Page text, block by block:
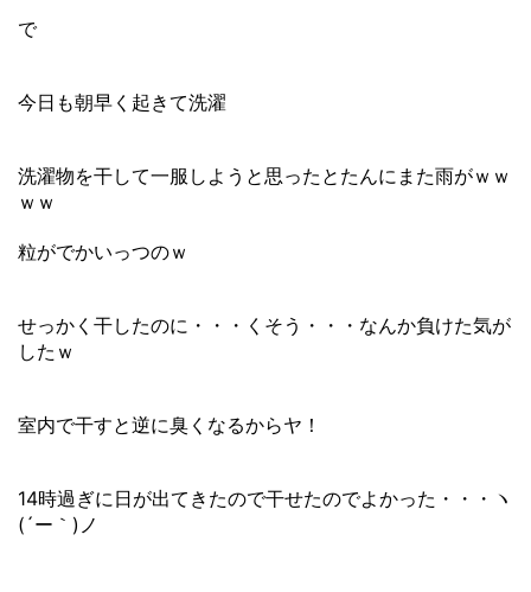
で
今日も朝早く起きて洗濯
洗濯物を干して一服しようと思ったとたんにまた雨がｗｗ
ｗｗ
粒がでかいっつのｗ
せっかく干したのに・・・くそう・・・なんか負けた気が
したｗ
室内で干すと逆に臭くなるからヤ！
14時過ぎに日が出てきたので干せたのでよかった・・・ヽ
(´ー｀)ノ